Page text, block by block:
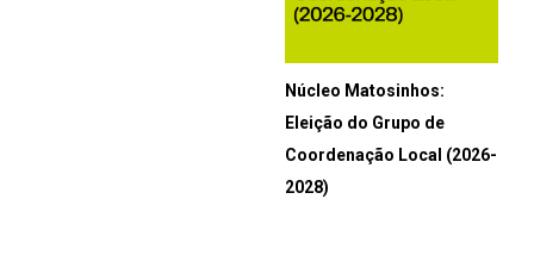
Núcleo Matosinhos:
Eleição do Grupo de
Coordenação Local (2026-
2028)